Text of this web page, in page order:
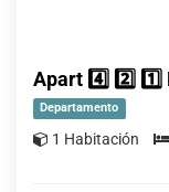
Apart 4️⃣ 2️⃣
Departamento
1 Habitación